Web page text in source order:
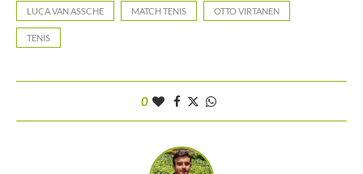
LUCA VAN ASSCHE MATCH TENIS OTTO VIRTANEN
TENIS
0